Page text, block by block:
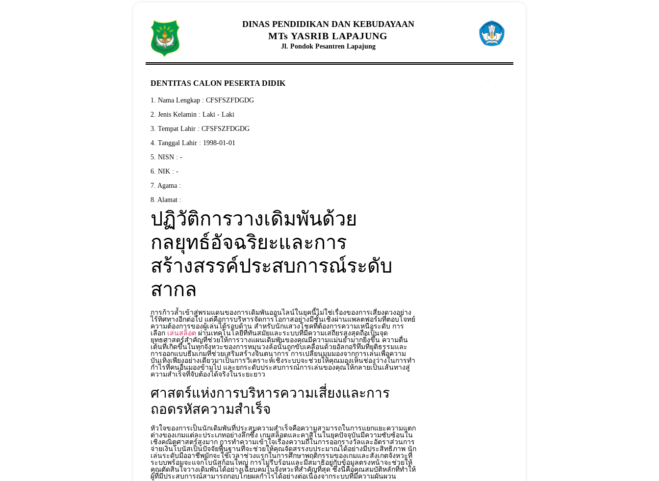
DINAS PENDIDIKAN DAN KEBUDAYAAN
MTs YASRIB LAPAJUNG
Jl. Pondok Pesantren Lapajung
DENTITAS CALON PESERTA DIDIK
1. Nama Lengkap : CFSFSZFDGDG
2. Jenis Kelamin : Laki - Laki
3. Tempat Lahir : CFSFSZFDGDG
4. Tanggal Lahir : 1998-01-01
5. NISN : -
6. NIK : -
7. Agama :
8. Alamat :
ปฏิวัติการวางเดิมพันด้วย
กลยุทธ์อัจฉริยะและการ
สร้างสรรค์ประสบการณ์ระดับ
สากล
การก้าวล้ำเข้าสู่พรมแดนของการเดิมพันออนไลน์ในยุคนี้ไม่ใช่เรื่องของการเสี่ยงดวงอย่าง
ไร้ทิศทางอีกต่อไป แต่คือการบริหารจัดการโอกาสอย่างมีชั้นเชิงผ่านแพลตฟอร์มที่ตอบโจทย์
ความต้องการของผู้เล่นได้รอบด้าน สำหรับนักแสวงโชคที่ต้องการความเหนือระดับ การ
เลือก เล่นสล็อต ผ่านเทคโนโลยีที่ทันสมัยและระบบที่มีความเสถียรสูงสุดถือเป็นจุด
ยุทธศาสตร์สำคัญที่ช่วยให้การวางแผนเดิมพันของคุณมีความแม่นยำมากยิ่งขึ้น ความตื่น
เต้นที่เกิดขึ้นในทุกจังหวะของการหมุนวงล้อนั้นถูกขับเคลื่อนด้วยอัลกอริทึมที่ยุติธรรมและ
การออกแบบธีมเกมที่ช่วยเสริมสร้างจินตนาการ การเปลี่ยนมุมมองจากการเล่นเพื่อความ
บันเทิงเพียงอย่างเดียวมาเป็นการวิเคราะห์เชิงระบบจะช่วยให้คุณมองเห็นช่องว่างในการทำ
กำไรที่คนอื่นมองข้ามไป และยกระดับประสบการณ์การเล่นของคุณให้กลายเป็นเส้นทางสู่
ความสำเร็จที่จับต้องได้จริงในระยะยาว
ศาสตร์แห่งการบริหารความเสี่ยงและการ
ถอดรหัสความสำเร็จ
หัวใจของการเป็นนักเดิมพันที่ประสบความสำเร็จคือความสามารถในการแยกแยะความแตก
ต่างของเกมแต่ละประเภทอย่างลึกซึ้ง เกมสล็อตและคาสิโนในยุคปัจจุบันมีความซับซ้อนใน
เชิงคณิตศาสตร์สูงมาก การทำความเข้าใจเรื่องความถี่ในการออกรางวัลและอัตราส่วนการ
จ่ายเงินโบนัสเป็นปัจจัยพื้นฐานที่จะช่วยให้คุณจัดสรรงบประมาณได้อย่างมีประสิทธิภาพ นัก
เล่นระดับมืออาชีพมักจะใช้เวลาช่วงแรกในการศึกษาพฤติกรรมของเกมและสังเกตจังหวะที่
ระบบพร้อมจะแจกโบนัสก้อนใหญ่ การไม่รีบร้อนและมีสมาธิอยู่กับข้อมูลตรงหน้าจะช่วยให้
คุณตัดสินใจวางเดิมพันได้อย่างเฉียบคมในจังหวะที่สำคัญที่สุด ซึ่งนี่คือคุณสมบัติหลักที่ทำให้
ผู้ที่มีประสบการณ์สามารถกอบโกยผลกำไรได้อย่างต่อเนื่องจากระบบที่มีความผันผวน